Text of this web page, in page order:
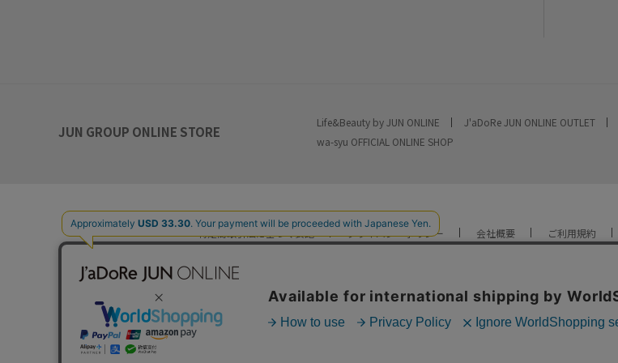
JUN GROUP ONLINE STORE
Life&Beauty by JUN ONLINE J'aDoRe JUN ONLINE OUTLET
wa-syu OFFICIAL ONLINE SHOP
特定商取引法に基づく表記 プライバシーポリシー 会社概要 ご利用規約
YOU ARE CULTURE.